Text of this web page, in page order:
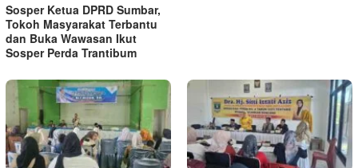
Sosper Ketua DPRD Sumbar,
Tokoh Masyarakat Terbantu
dan Buka Wawasan Ikut
Sosper Perda Trantibum